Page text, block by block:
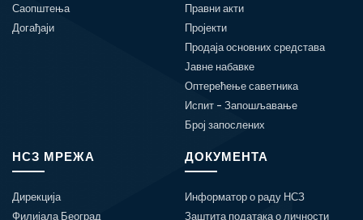
Саопштења
Догађаји
Правни акти
Пројекти
Продаја основних средстава
Јавне набавке
Оптерећење саветника
Испит - Запошљавање
Број запослених
НСЗ МРЕЖА
Дирекција
Филијала Београд
ДОКУМЕНТА
Информатор о раду НСЗ
Заштита података о личности